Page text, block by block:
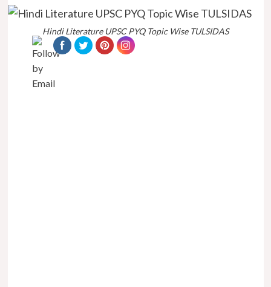
Hindi Literature UPSC PYQ Topic Wise TULSIDAS